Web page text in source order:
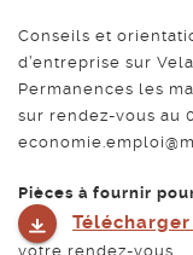
Conseils et
d’entreprise sur
Permanences les
sur rendez-vous au
Pièces à fournir
votre rendez-vous.